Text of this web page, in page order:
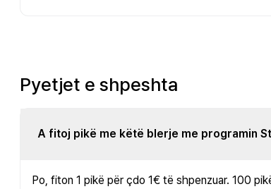
Pyetjet e shpeshta
A fitoj pikë me këtë blerje me programin
Po, fiton 1 pikë për çdo 1€ të shpenzuar. 100